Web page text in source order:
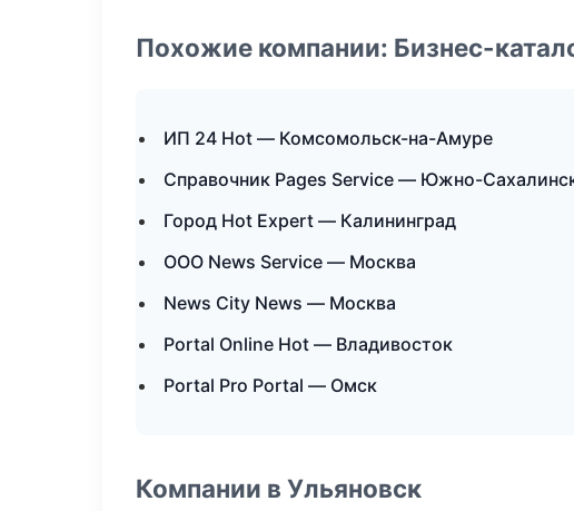
Похожие компании: Бизнес-
ИП 24 Hot — Комсомольск-на-Амуре
Справочник Pages Service — Южно-
Город Hot Expert — Калининград
ООО News Service — Москва
News City News — Москва
Portal Online Hot — Владивосток
Portal Pro Portal — Омск
Компании в Ульяновск